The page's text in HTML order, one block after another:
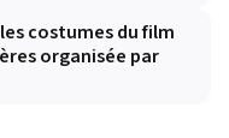
costumes du film
organisée par